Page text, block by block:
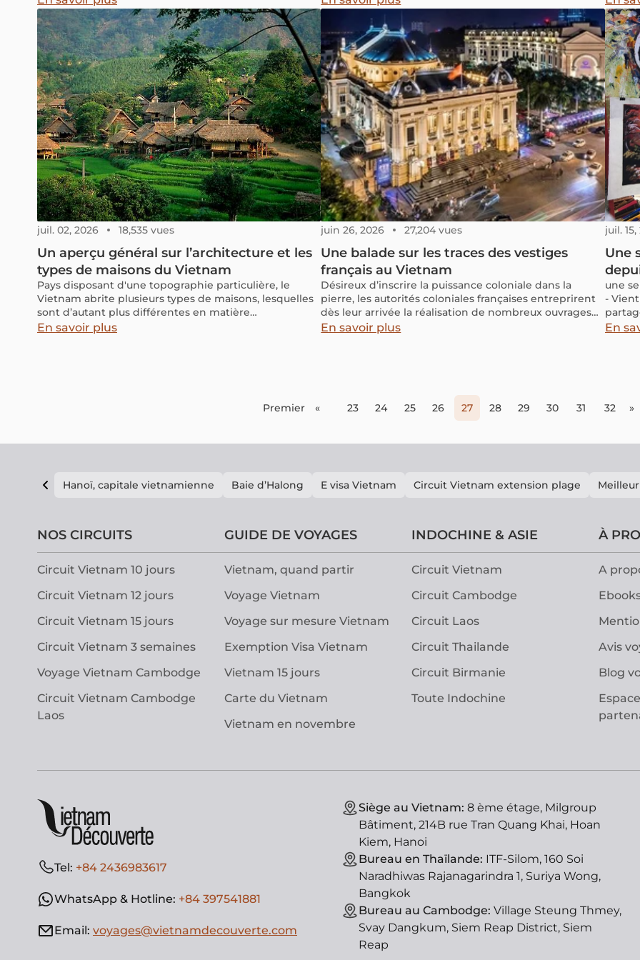
quantité des avis ainsi que des notes des voyageurs,
récompensent les établissements classés dans le top 1
% des listings de Tripadvisor. Ces prix se divisent en
5 catégories principales : Destinations, Expériences,
Plages, Hôtels et Restaurants. Trois grandes villes du
Vietnam: Hanoï, Hô Chi Minh-Ville et Hoi An, ont été
distinguées dans plusieurs catégories prestigieuses.
juil. 02, 2026 18,535 vues
Un aperçu général sur l’architecture et les
types de maisons du Vietnam
Pays disposant d'une topographie particulière, le
Vietnam abrite plusieurs types de maisons, lesquelles
sont d’autant plus différentes en matière
d’architecture et de structure selon les régions et les
En savoir plus
juin 26, 2026 27,204 vues
Une balade sur les traces des vestiges
français au Vietnam
Désireux d’inscrire la puissance coloniale dans la
pierre, les autorités coloniales françaises entreprirent
dès leur arrivée la réalisation de nombreux ouvrages
architecturaux montrant l’envie d’une présence
En savoir plus
juil.
Une
une
-
En
Premier « 23 24 25 26 27 28 29 30 31 32 »
Hanoï, capitale vietnamienne Baie d’Halong E visa Vietnam Circuit Vietnam extension plage
NOS CIRCUITS
Circuit Vietnam 10 jours
Circuit Vietnam 12 jours
Circuit Vietnam 15 jours
Circuit Vietnam 3 semaines
Voyage Vietnam Cambodge
Circuit Vietnam Cambodge
Laos
GUIDE DE VOYAGES
Vietnam, quand partir
Voyage Vietnam
Voyage sur mesure Vietnam
Exemption Visa Vietnam
Vietnam 15 jours
Carte du Vietnam
Vietnam en novembre
INDOCHINE & ASIE
Circuit Vietnam
Circuit Cambodge
Circuit Laos
Circuit Thailande
Circuit Birmanie
Toute Indochine
À
A
Avis
Blog
Tel: +84 2436983617
WhatsApp & Hotline: +84 397541881
Email: voyages@vietnamdecouverte.com
Siège au Vietnam: 8 ème étage, Milgroup
Bâtiment, 214B rue Tran Quang Khai, Hoan
Kiem, Hanoi
Bureau en Thaïlande: ITF-Silom, 160 Soi
Naradhiwas Rajanagarindra 1, Suriya Wong,
Bangkok
Bureau au Cambodge: Village Steung Thmey,
Svay Dangkum, Siem Reap District, Siem
Reap